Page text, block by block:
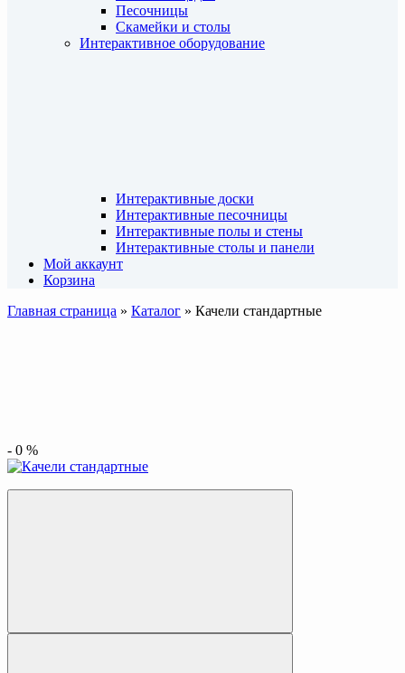
Песочницы
Скамейки и столы
Интерактивное оборудование
Интерактивные доски
Интерактивные песочницы
Интерактивные полы и стены
Интерактивные столы и панели
Мой аккаунт
Корзина
Главная страница » Каталог » Качели стандартные
- 0 %